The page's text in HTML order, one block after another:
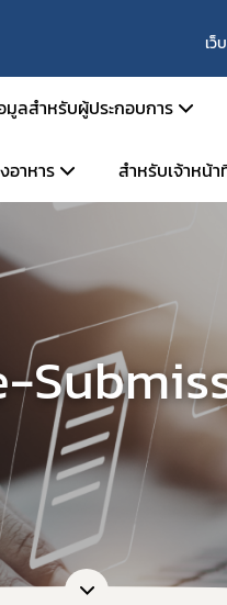
เว็
ดับรอง
2522
การอาหารและยา
ารอาหารและยา
รอาหารและยา
าหาร
มูลสำหรับผู้ประกอบการ
ำหรับประชาชน
นขออนุญาตด้านอาหาร
ขออนุญาต อย. สำหรับผลิตภัณฑ์
บ e-Submission
บเลขเสมือน (FM,FG)
บให้คำปรึกษาออนไลน์ (e-
กรมสำหรับผู้ประกอบการ
ตรวจหรือหน่วยรับรองสถานที่
ตรวจวิเคราะห์อาหาร/ ภาชนะบร
ฝึกอบรมที่ขึ้นบัญชีกับ อย.
การขออนุญาตผู้ประกอบการเ
อาหาร
างหน่วยงาน
น์ พันธกิจ
เนินงานองค์กรคุณธรรมต้นแบบ
สำหรับเจ้าหน้า
จองห้องปร
แบบฟอร์ม